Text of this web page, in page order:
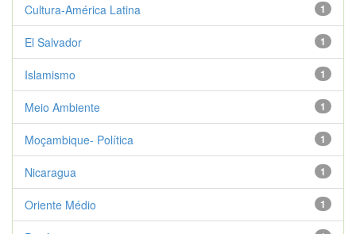
1
Cultura-América Latina
1
El Salvador
1
Islamismo
1
Meio Ambiente
1
Moçambique- Política
1
Nicaragua
1
Oriente Médio